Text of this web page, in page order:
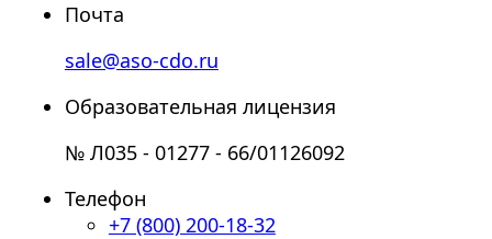
Почта
sale@aso-cdo.ru
Образовательная лицензия
№ Л035 - 01277 - 66/01126092
Телефон
+7 (800) 200-18-32